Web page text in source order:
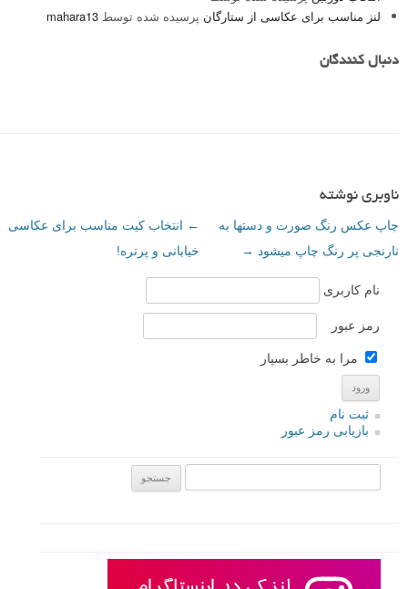
لنز مناسب برای عکاسی از ستارگان پرسیده شده توسط mahara13
دنبال کنندگان
ناوبری نوشته
← انتخاب کیت مناسب برای عکاسی
خیابانی و پرتره!
چاپ عکس رنگ صورت و دستها به
نارنجی پر رنگ چاپ میشود →
نام کاربری
رمز عبور
مرا به خاطر بسپار
ثبت نام
بازیابی رمز عبور